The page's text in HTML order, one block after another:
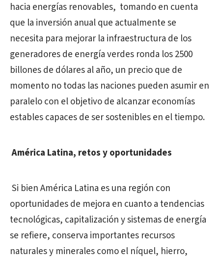
hacia energías renovables, tomando en cuenta
que la inversión anual que actualmente se
necesita para mejorar la infraestructura de los
generadores de energía verdes ronda los 2500
billones de dólares al año, un precio que de
momento no todas las naciones pueden asumir en
paralelo con el objetivo de alcanzar economías
estables capaces de ser sostenibles en el tiempo.
América Latina, retos y oportunidades
Si bien América Latina es una región con
oportunidades de mejora en cuanto a tendencias
tecnológicas, capitalización y sistemas de energía
se refiere, conserva importantes recursos
naturales y minerales como el níquel, hierro,